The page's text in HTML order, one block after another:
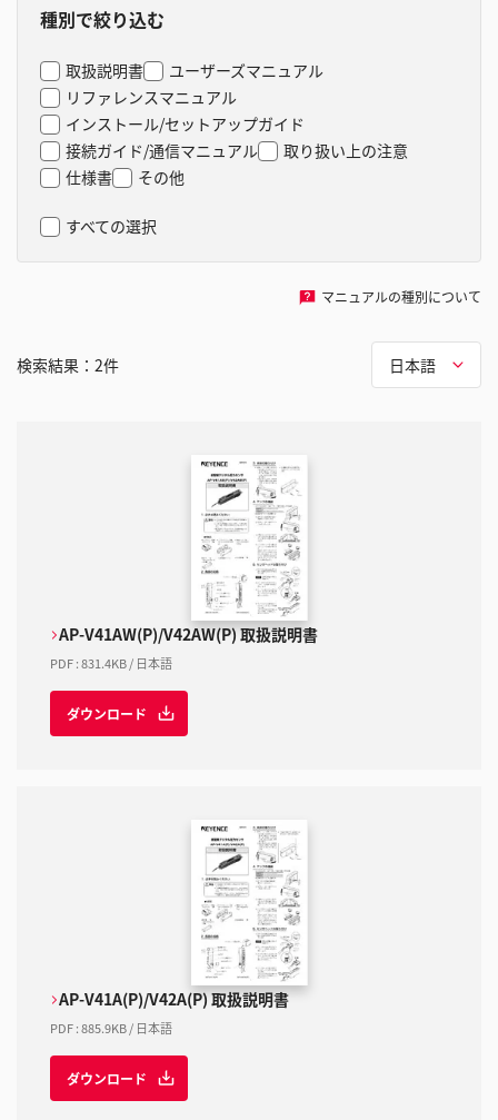
種別で絞り込む
取扱説明書
ユーザーズマニュアル
リファレンスマニュアル
インストール/セットアップガイド
接続ガイド/通信マニュアル
取り扱い上の注意
仕様書
その他
すべての選択
マニュアルの種別について
検索結果： 2件 日本語
AP-V41AW(P)/V42AW(P) 取扱説明書
PDF:831.4KB/ 日本語
ダウンロード
AP-V41A(P)/V42A(P) 取扱説明書
PDF:885.9KB/ 日本語
ダウンロード